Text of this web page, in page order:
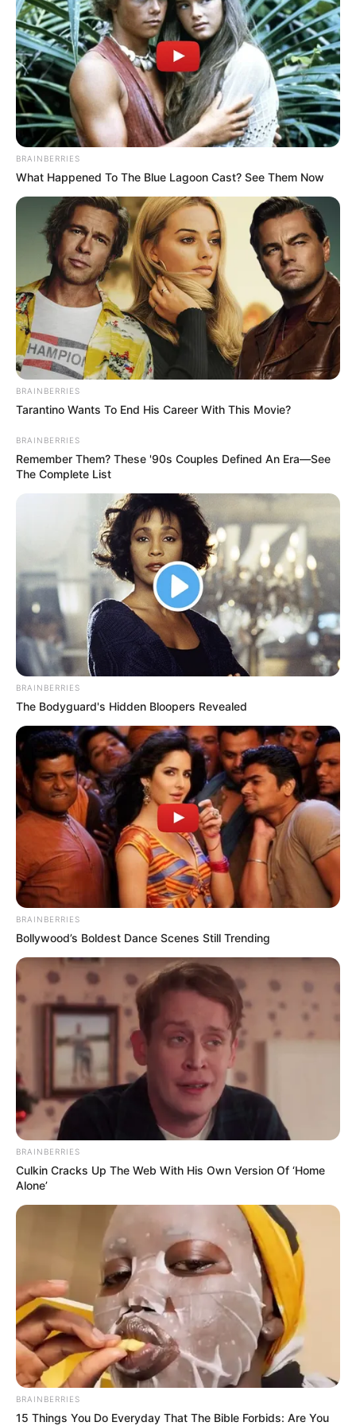
Παρασκευή, 26 Φεβρουαρίου 2021, 11:15
0
ΑΛΛΑΞΕ ΤΟ ΣΚΟΤΑΔΙ
ΑΛΛΑΞΕ ΤΟ ΣΚΟΤΑΔΙ ΚΑΙ ΕΓΙΝΕ ΚΑΙ ΑΥΤΟ
ΠΑΡΑΝΑΛΩΜΑ ΣΤΗΝ ΕΠΙΔΡΟΜΗ ΤΟΥ ΦΩΤΟΣ………..
ΓΡΑΦΕΙ Ο
BRAINBERRIES
What Happened To The Blue Lagoon Cast? See Them Now
BRAINBERRIES
Tarantino Wants To End His Career With This Movie?
BRAINBERRIES
Remember Them? These '90s Couples Defined An Era—See
The Complete List
BRAINBERRIES
The Bodyguard's Hidden Bloopers Revealed
BRAINBERRIES
Bollywood’s Boldest Dance Scenes Still Trending
BRAINBERRIES
Culkin Cracks Up The Web With His Own Version Of ‘Home
Alone’
BRAINBERRIES
15 Things You Do Everyday That The Bible Forbids: Are You